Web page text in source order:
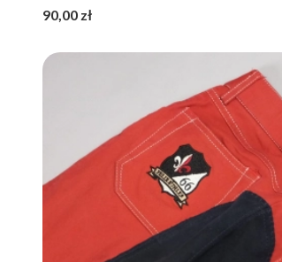
Cena
90,00 zł